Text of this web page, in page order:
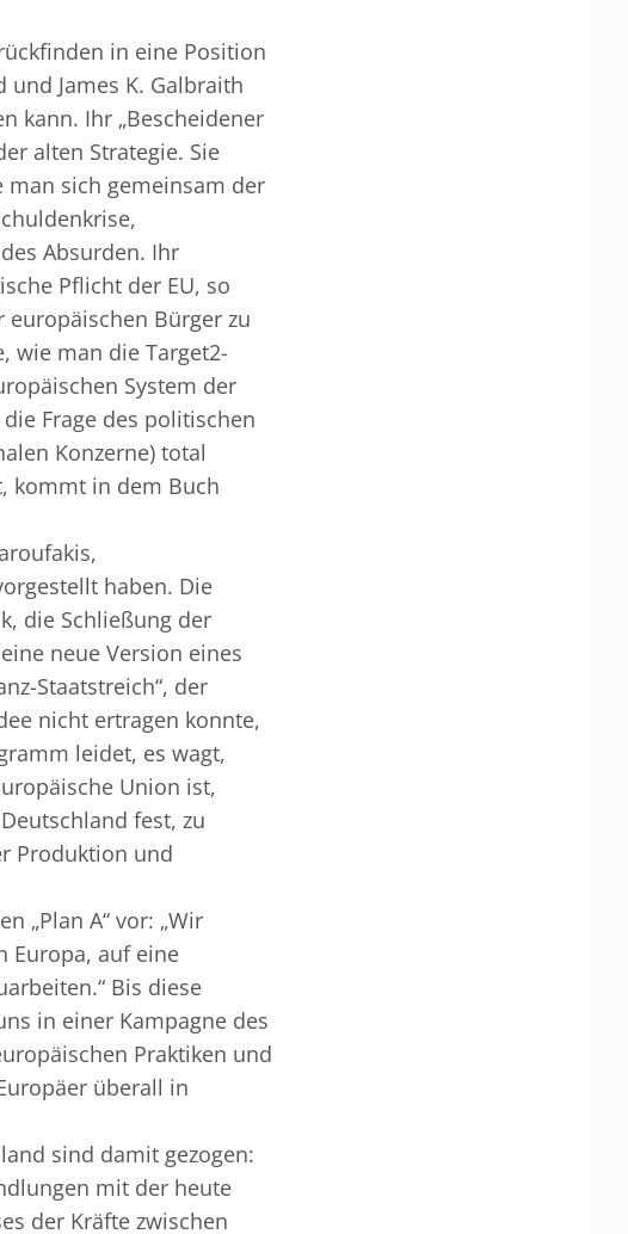
in eine Position
James K. Galbraith
kann. Ihr „Bescheidener
alten Strategie. Sie
man sich gemeinsam der
Absurden. Ihr
Pflicht der EU, so
Bürger zu
wie man die Target2-
System der
Frage des politischen
Konzerne) total
kommt in dem Buch
haben. Die
die Schließung der
neue Version eines
Staatstreich“, der
nicht ertragen konnte,
leidet, es wagt,
Union ist,
fest, zu
Produktion und
„Plan A“ vor: „Wir
Europa, auf eine
Bis diese
in einer Kampagne des
Praktiken und
überall in
sind damit gezogen:
mit der heute
der Kräfte zwischen